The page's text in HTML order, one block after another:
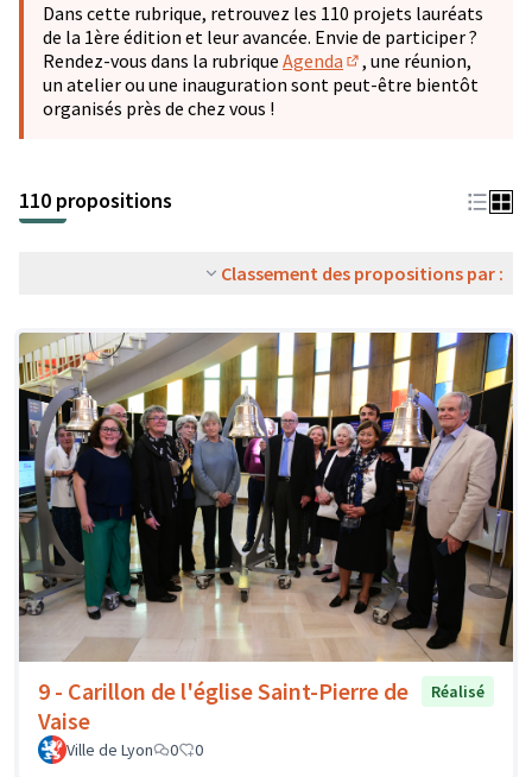
−
Dans cette rubrique, retrouvez les 110 projets lauréats
de la 1ère édition et leur avancée. Envie de participer ?
Rendez-vous dans la rubrique Agenda
(S'ouvre dans un
, une réunion,
un atelier ou une inauguration sont peut-être bientôt
organisés près de chez vous !
110 propositions
Classement des propositions par :
9 - Carillon de l'église Saint-Pierre de
Vaise
Réalisé
Ville de Lyon 0 0